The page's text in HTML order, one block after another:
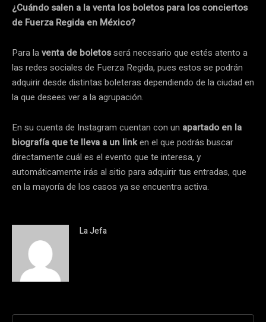
¿Cuándo salen a la venta los boletos para los conciertos
de Fuerza Regida en México?
Para laventa de boletosserá necesario que estés atento a
las redes sociales de Fuerza Regida, pues estos se podrán
adquirir desde distintas boleteras dependiendo de la ciudad en
la que desees ver a la agrupación.
En su cuenta de Instagram cuentan con un apartado en la
biografía que te lleva a un linken el que podrás buscar
directamente cuál es el evento que te interesa, y
automáticamente irás al sitio para adquirir tus entradas, que
en la mayoría de los casos ya se encuentra activa.
La Jefa